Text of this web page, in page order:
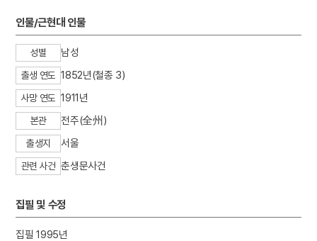
인물/근현대 인물
성별 남성
출생 연도 1852년(철종 3)
사망 연도 1911년
본관 전주(全州)
출생지 서울
관련 사건 춘생문사건
집필 및 수정
집필 1995년